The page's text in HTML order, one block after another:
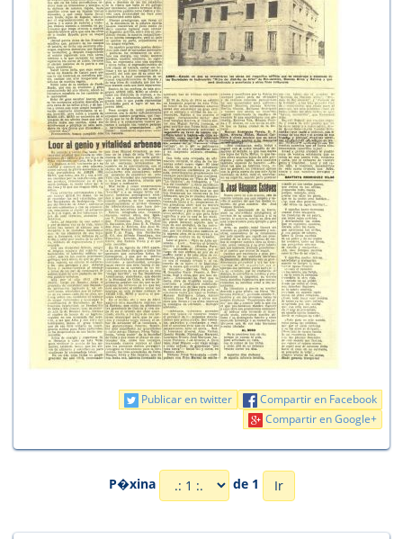
Compartir en Facebook
Publicar en twitter
Compartir en Google+
P�xina de 1